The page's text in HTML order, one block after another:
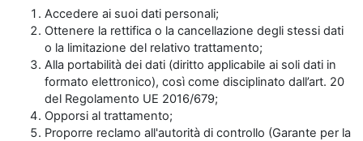
Accedere ai suoi dati personali;
Ottenere la rettifica o la cancellazione degli stessi dati
o la limitazione del relativo trattamento;
Alla portabilità dei dati (diritto applicabile ai soli dati in
formato elettronico), così come disciplinato dall’art. 20
del Regolamento UE 2016/679;
Opporsi al trattamento;
Proporre reclamo all'autorità di controllo (Garante per la